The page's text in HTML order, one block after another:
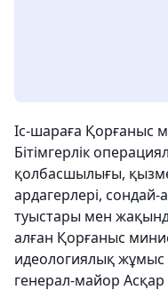
Іс-шараға Қорғаныс
Бітімгерлік
қолбасшылығы,
ардагерлері,
туыстары мен
алған Қорғаныс
идеологиялық жұмыс
генерал-майор